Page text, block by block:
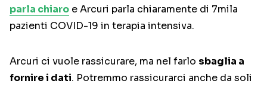
parla chiaro e Arcuri parla chiaramente di 7mila
pazienti COVID-19 in terapia intensiva.
Arcuri ci vuole rassicurare, ma nel farlo sbaglia a
fornire i dati. Potremmo rassicurarci anche da soli